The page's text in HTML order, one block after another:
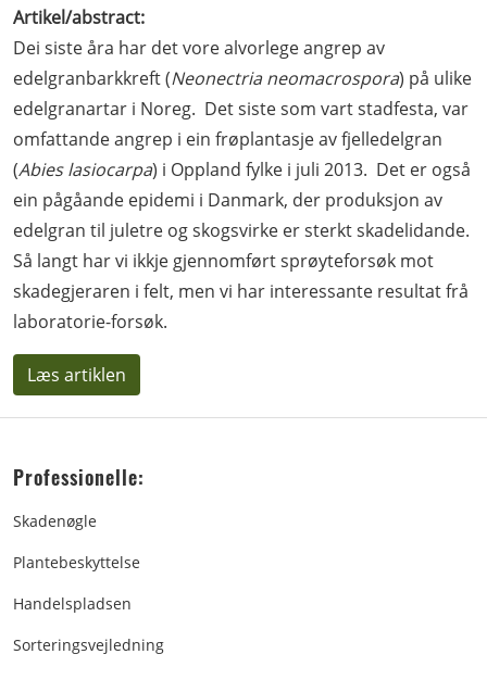
Artikel/abstract:
Dei siste åra har det vore alvorlege angrep av
edelgranbarkkreft (Neonectria neomacrospora) på ulike
edelgranartar i Noreg. Det siste som vart stadfesta, var
omfattande angrep i ein frøplantasje av fjelledelgran
(Abies lasiocarpa) i Oppland fylke i juli 2013. Det er også
ein pågåande epidemi i Danmark, der produksjon av
edelgran til juletre og skogsvirke er sterkt skadelidande.
Så langt har vi ikkje gjennomført sprøyteforsøk mot
skadegjeraren i felt, men vi har interessante resultat frå
laboratorie-forsøk.
Læs artiklen
Professionelle:
Skadenøgle
Plantebeskyttelse
Handelspladsen
Sorteringsvejledning